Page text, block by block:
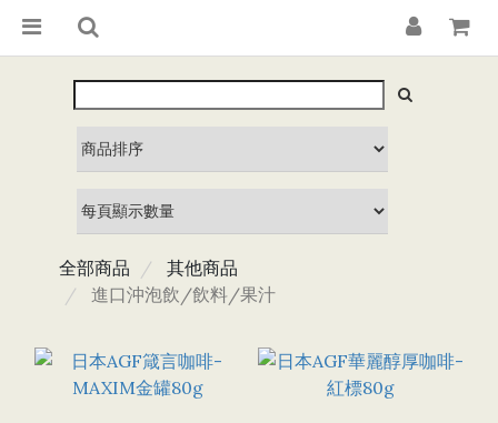
全部商品
其他商品
進口沖泡飲/飲料/果汁